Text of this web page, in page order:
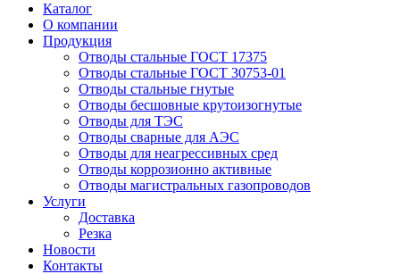
Каталог
О компании
Продукция
Отводы стальные ГОСТ 17375
Отводы стальные ГОСТ 30753-01
Отводы стальные гнутые
Отводы бесшовные крутоизогнутые
Отводы для ТЭС
Отводы сварные для АЭС
Отводы для неагрессивных сред
Отводы коррозионно активные
Отводы магистральных газопроводов
Услуги
Доставка
Резка
Новости
Контакты